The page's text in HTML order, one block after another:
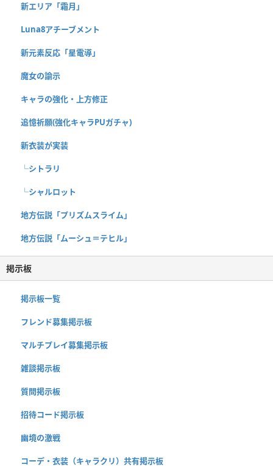
新エリア「霜月」
Luna8アチーブメント
新元素反応「星電導」
魔女の諭示
キャラの強化・上方修正
追憶祈願(強化キャラPUガチャ)
新衣装が実装
└シトラリ
└シャルロット
地方伝説「プリズムスライム」
地方伝説「ムーシュ＝テヒル」
掲示板
掲示板一覧
フレンド募集掲示板
マルチプレイ募集掲示板
雑談掲示板
質問掲示板
招待コード掲示板
幽境の激戦
コーデ・衣装（キャラクリ）共有掲示板